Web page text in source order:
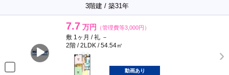
3階建 / 築31年
7.7 万円 （管理費等3,000円）
敷 1ヶ月 / 礼 －
2階 / 2LDK / 54.54㎡
動画あり